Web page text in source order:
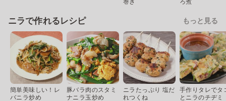
ニラで作れるレシピ もっと見る
簡単美味しい！レ
バニラ炒め
豚バラ肉のスタミ
ナニラ玉炒め
ニラたっぷり 塩だ
れつくね
手作りタレでタ
とニラのチヂミ